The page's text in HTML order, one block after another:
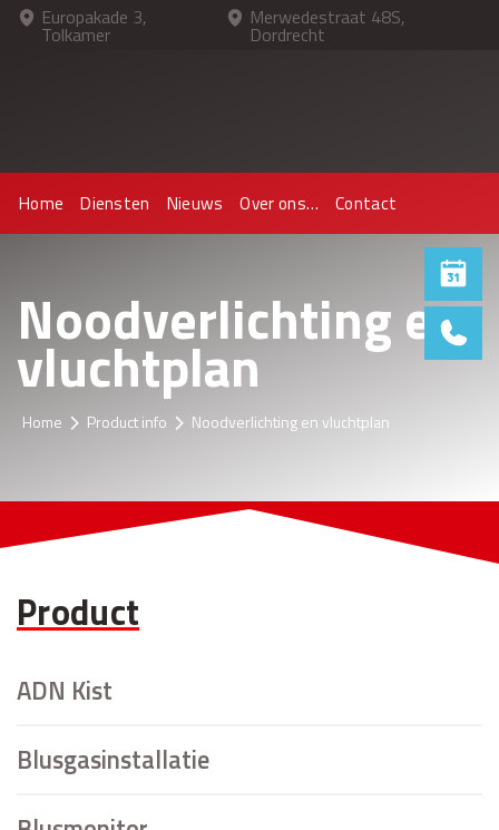
Europakade 3,
Tolkamer
Merwedestraat 48S,
Dordrecht
Home Diensten Nieuws Over ons… Contact
Noodverlichting en
vluchtplan
Home Product info Noodverlichting en vluchtplan
Product
ADN Kist
Blusgasinstallatie